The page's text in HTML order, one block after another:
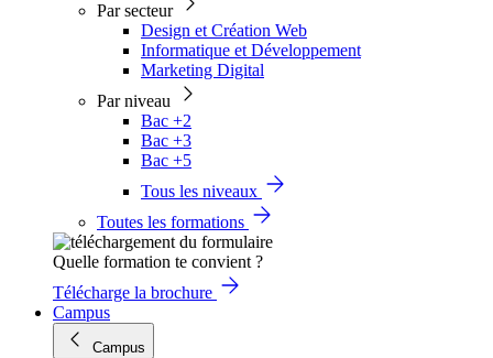
Par secteur
Design et Création Web
Informatique et Développement
Marketing Digital
Par niveau
Bac +2
Bac +3
Bac +5
Tous les niveaux
Toutes les formations
Quelle formation te convient ?
Télécharge la brochure
Campus
Campus